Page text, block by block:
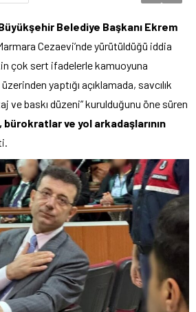
Belediye Başkanı Ekrem
Cezaevi’nde yürütüldüğü iddia
çok sert ifadelerle kamuoyuna
yaptığı açıklamada, savcılık
ve baskı düzeni” kurulduğunu öne süren
bürokratlar ve yol arkadaşlarının